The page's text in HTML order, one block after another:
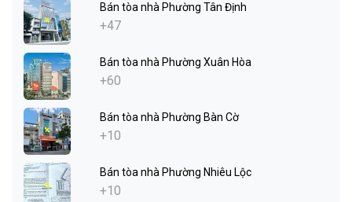
Bán tòa nhà Phường Tân Định
+47
Bán tòa nhà Phường Xuân Hòa
+60
Bán tòa nhà Phường Bàn Cờ
+10
Bán tòa nhà Phường Nhiêu Lộc
+10